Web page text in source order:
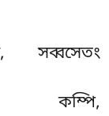
সব্বসেতং
কম্পি,